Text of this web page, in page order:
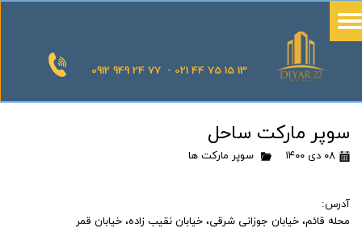
0912 949 24 77 - 021 44 75 15 13
سوپر مارکت ساحل
۰۸ دی ۱۴۰۰ سوپر مارکت ها
آدرس:
محله قائم، خیابان جوزانی شرقی، خیابان نقیب زاده، خیابان قمر